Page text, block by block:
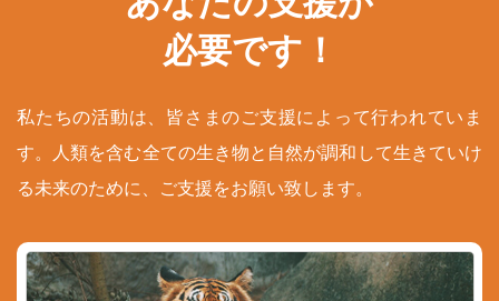
必要です！
私たちの活動は、皆さまのご支援によって行われていま
す。人類を含む全ての生き物と自然が調和して生きていけ
る未来のために、ご支援をお願い致します。